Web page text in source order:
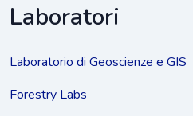
Laboratori
Laboratorio di Geoscienze e GIS
Forestry Labs